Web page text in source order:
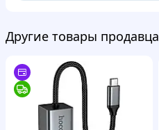
Другие товары продавца